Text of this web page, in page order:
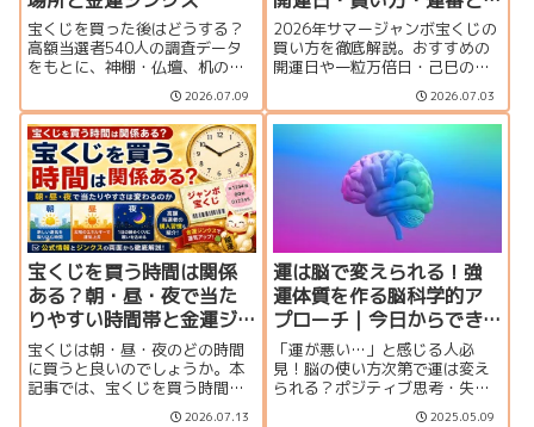
宝くじを買った後はどうする？
高額当選者540人の調査データ
をもとに、神棚・仏壇、机の引
き出し、財布、冷蔵庫など実際
の保管場所を紹介。宝くじの置
き場所や購入後に試したい金運
ジンクス、当選確認から換金ま
での注意点も解説します。
2026.07.09
バラの違いを徹底解説
2026年サマージャンボ宝くじの
買い方を徹底解説。おすすめの
開運日や一粒万倍日・己巳の
日、連番とバラの違い、何枚買
うのがおすすめか、プレミア
ム・ミニとの比較、当せん確率
まで分かりやすく紹介します。
2026.07.03
宝くじを買う時間は関係
ある？朝・昼・夜で当た
りやすい時間帯と金運ジ
ンクスを解説
宝くじは朝・昼・夜のどの時間
に買うと良いのでしょうか。本
記事では、宝くじを買う時間と
当選確率の関係、金運アップの
2026.07.13
運は脳で変えられる！強
運体質を作る脳科学的ア
プローチ｜今日からでき
る習慣も紹介
「運が悪い…」と感じる人必
見！脳の使い方次第で運は変え
られる？ポジティブ思考・失敗
の活かし方・感情コントロール
2025.05.09